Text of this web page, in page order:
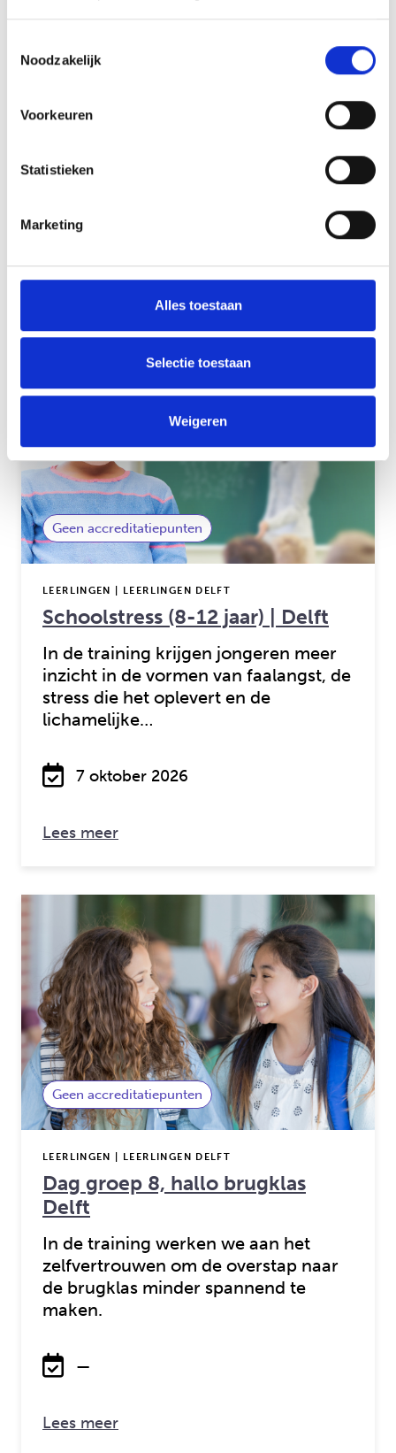
Noodzakelijk
Voorkeuren
Statistieken
Marketing
Alles toestaan
Selectie toestaan
Weigeren
Schoolstress (12-18 jaar) | Delft
inzicht in de vormen van faalangst, de
Lees meerover: Schoolstress (12-18 jaar) | Delft
Schoolstress (8-12 jaar) | Delft
LEERLINGEN | LEERLINGEN DELFT
Geen accreditatiepunten
In de training krijgen jongeren meer
inzicht in de vormen van faalangst, de
stress die het oplevert en de
lichamelijke…
7 oktober 2026
Lees meerover: Schoolstress (8-12 jaar) | Delft
Dag groep 8, hallo brugklas
Delft
LEERLINGEN | LEERLINGEN DELFT
Geen accreditatiepunten
In de training werken we aan het
zelfvertrouwen om de overstap naar
de brugklas minder spannend te
maken.
—
Lees meerover: Dag groep 8, hallo brugklas